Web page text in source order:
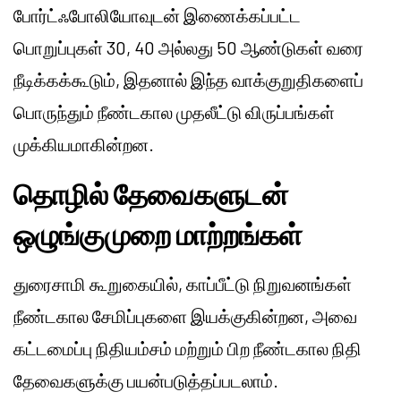
போர்ட்ஃபோலியோவுடன் இணைக்கப்பட்ட
பொறுப்புகள் 30, 40 அல்லது 50 ஆண்டுகள் வரை
நீடிக்கக்கூடும், இதனால் இந்த வாக்குறுதிகளைப்
பொருந்தும் நீண்டகால முதலீட்டு விருப்பங்கள்
முக்கியமாகின்றன.
தொழில் தேவைகளுடன்
ஒழுங்குமுறை மாற்றங்கள்
துரைசாமி கூறுகையில், காப்பீட்டு நிறுவனங்கள்
நீண்டகால சேமிப்புகளை இயக்குகின்றன, அவை
கட்டமைப்பு நிதியம்சம் மற்றும் பிற நீண்டகால நிதி
தேவைகளுக்கு பயன்படுத்தப்படலாம்.